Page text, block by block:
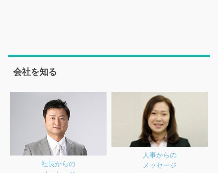
会社を知る
社長からの
人事からの
メッセージ